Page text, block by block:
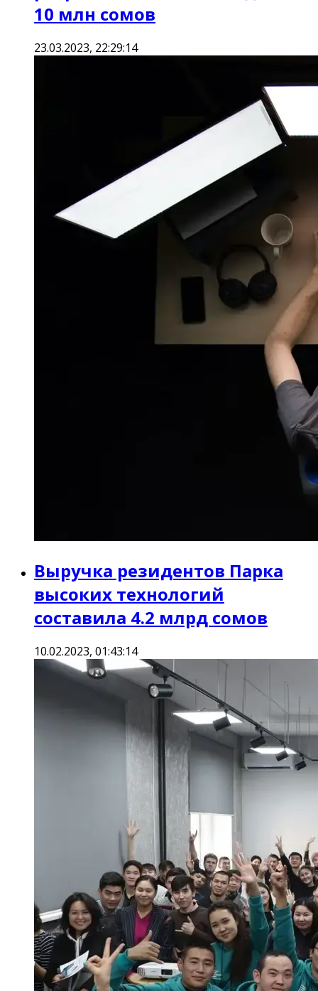
10 млн сомов
23.03.2023, 22:29:14
Выручка резидентов Парка
высоких технологий
составила 4.2 млрд сомов
10.02.2023, 01:43:14